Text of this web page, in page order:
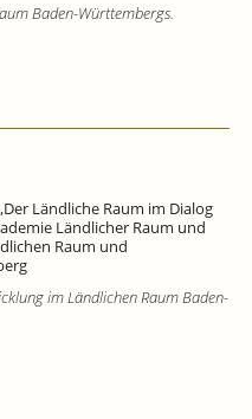
Baden-Württembergs.
Ländliche Raum im Dialog
Ländlicher Raum und
Raum und
im Ländlichen Raum Baden-